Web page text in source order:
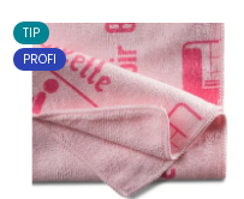
TIP
PROFI